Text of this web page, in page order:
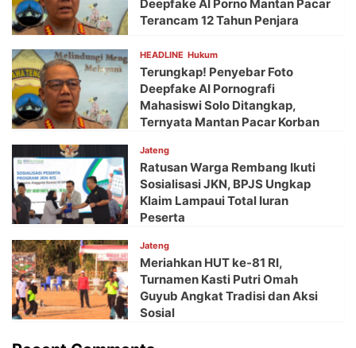
Deepfake AI Porno Mantan Pacar
Terancam 12 Tahun Penjara
HEADLINE Hukum
Terungkap! Penyebar Foto
Deepfake AI Pornografi
Mahasiswi Solo Ditangkap,
Ternyata Mantan Pacar Korban
Jateng
Ratusan Warga Rembang Ikuti
Sosialisasi JKN, BPJS Ungkap
Klaim Lampaui Total Iuran
Peserta
Jateng
Meriahkan HUT ke-81 RI,
Turnamen Kasti Putri Omah
Guyub Angkat Tradisi dan Aksi
Sosial